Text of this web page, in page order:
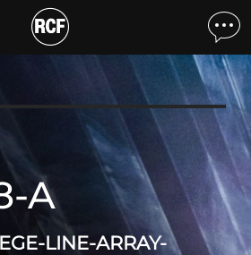
2-
A
LINE-ARRAY-